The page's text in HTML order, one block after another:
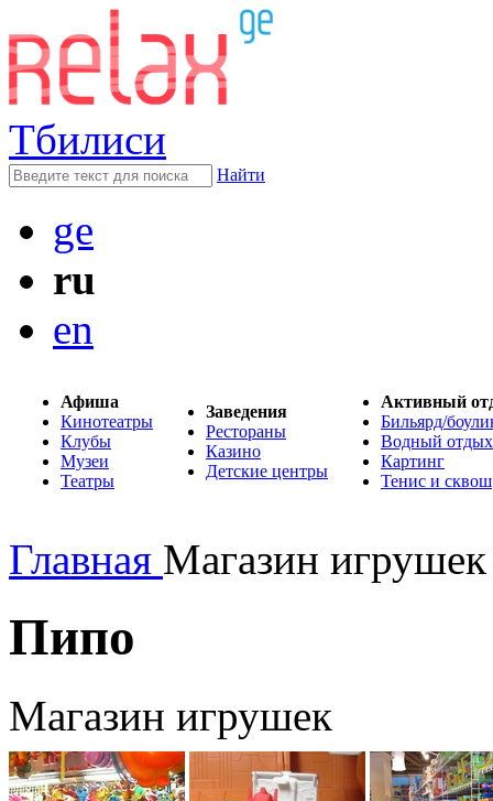
Тбилиси
Найти
ge
ru
en
Афиша
Кинотеатры
Клубы
Музеи
Театры
Заведения
Рестораны
Казино
Детские центры
Активный
Бильярд/
Водный отдых
Картинг
Тенис и сквош
Главная Магазин
Пипо
Магазин игрушек